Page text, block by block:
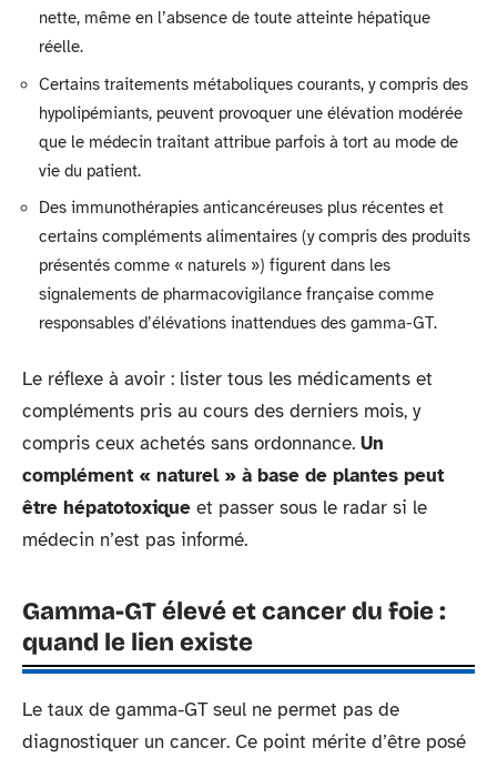
nette, même en l’absence de toute atteinte hépatique
réelle.
Certains traitements métaboliques courants, y compris des
hypolipémiants, peuvent provoquer une élévation modérée
que le médecin traitant attribue parfois à tort au mode de
vie du patient.
Des immunothérapies anticancéreuses plus récentes et
certains compléments alimentaires (y compris des produits
présentés comme « naturels ») figurent dans les
signalements de pharmacovigilance française comme
responsables d’élévations inattendues des gamma-GT.
Le réflexe à avoir : lister tous les médicaments et
compléments pris au cours des derniers mois, y
compris ceux achetés sans ordonnance. Un
complément « naturel » à base de plantes peut
être hépatotoxique et passer sous le radar si le
médecin n’est pas informé.
Gamma-GT élevé et cancer du foie :
quand le lien existe
Le taux de gamma-GT seul ne permet pas de
diagnostiquer un cancer. Ce point mérite d’être posé